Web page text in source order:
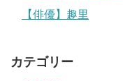
【俳優】趣里
カテゴリー